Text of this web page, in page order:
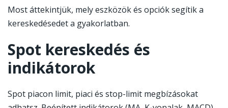
Most áttekintjük, mely eszközök és opciók segítik a
kereskedésedet a gyakorlatban.
Spot kereskedés és
indikátorok
Spot piacon limit, piaci és stop-limit megbízásokat